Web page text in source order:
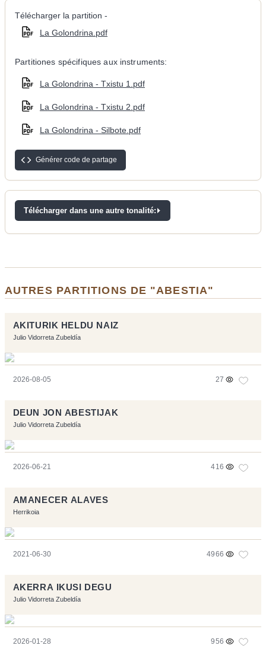
Télécharger la partition -
La Golondrina.pdf
Partitiones spécifiques aux instruments:
La Golondrina - Txistu 1.pdf
La Golondrina - Txistu 2.pdf
La Golondrina - Silbote.pdf
Générer code de partage
Télécharger dans une autre tonalité:
AUTRES PARTITIONS DE "ABESTIA"
AKITURIK HELDU NAIZ
Julio Vidorreta Zubeldía
2026-08-05 27
DEUN JON ABESTIJAK
Julio Vidorreta Zubeldía
2026-06-21 416
AMANECER ALAVES
Herrikoia
2021-06-30 4966
AKERRA IKUSI DEGU
Julio Vidorreta Zubeldía
2026-01-28 956